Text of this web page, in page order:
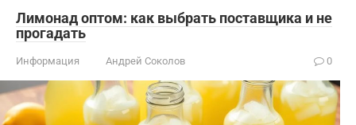
Лимонад оптом: как выбрать поставщика и не
прогадать
Информация Андрей Соколов 0